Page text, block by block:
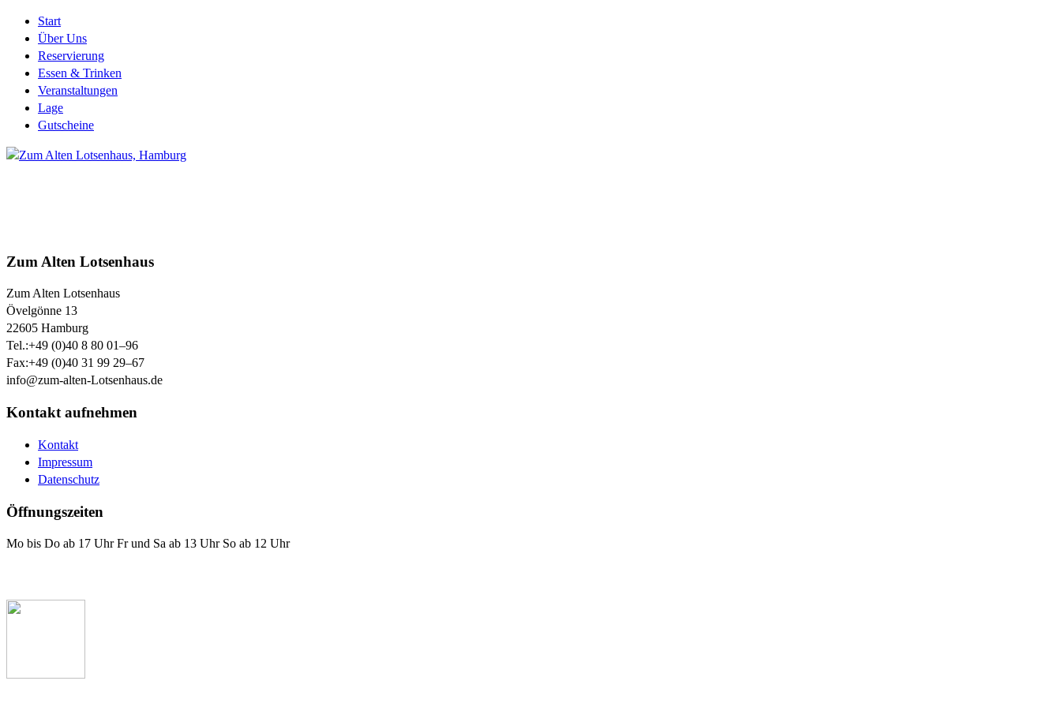
Start
Über Uns
Reservierung
Essen & Trinken
Veranstaltungen
Lage
Gutscheine
Zum Alten Lotsenhaus
Zum Alten Lotsenhaus
Övelgönne 13
22605 Hamburg
Tel.:+49 (0)40 8 80 01–96
Fax:+49 (0)40 31 99 29–67
info@zum-alten-Lotsenhaus.de
Kontakt aufnehmen
Kontakt
Impressum
Datenschutz
Öffnungszeiten
Mo bis Do ab 17 Uhr Fr und Sa ab 13 Uhr So ab 12 Uhr